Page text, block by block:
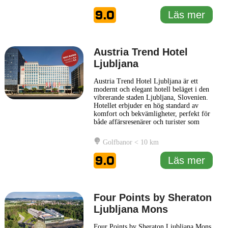
harmonisk miljö för både affärsresenärer
och fritidsgäster.
... Läs mer
9.0 Läs mer
Austria Trend Hotel
Ljubljana
Austria Trend Hotel Ljubljana är ett
modernt och elegant hotell beläget i den
vibrerande staden Ljubljana, Slovenien.
Hotellet erbjuder en hög standard av
komfort och bekvämligheter, perfekt för
både affärsresenärer och turister som
kombinerar modern stil med
funktionalitet, vilket ger en inbjudande
och avslappnad atmosfär för sina gäster.
På Austria Trend Hotel Ljubljana ... Läs
mer
Golfbanor < 10 km
9.0 Läs mer
Four Points by Sheraton
Ljubljana Mons